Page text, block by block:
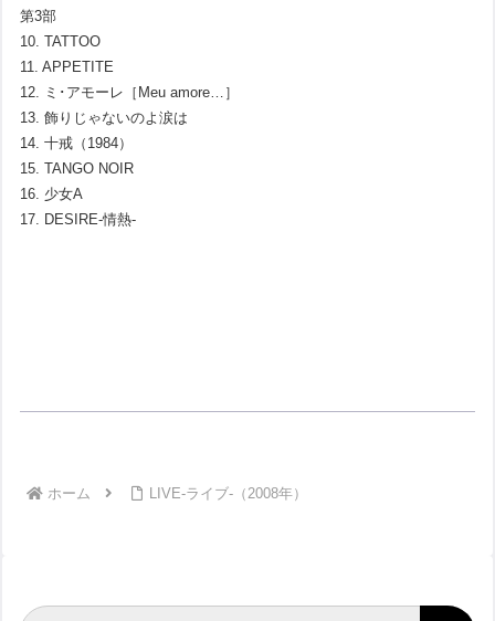
第3部
10. TATTOO
11. APPETITE
12. ミ･アモーレ［Meu amore…］
13. 飾りじゃないのよ涙は
14. 十戒（1984）
15. TANGO NOIR
16. 少女A
17. DESIRE-情熱-
ホーム LIVE-ライブ-（2008年）